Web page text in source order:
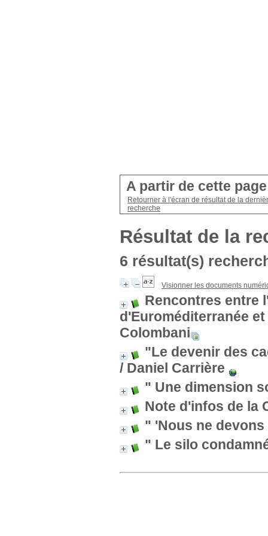
A partir de cette
Retourner à l'écran de résultat de la
recherche
Résultat de la
6 résultat(s)
Visionner les documents
Rencontres entre
d'Euroméditerranée
Colombani
"Le devenir des
/ Daniel Carrière
" Une dimension
Note d'infos de la
" 'Nous ne
" Le silo